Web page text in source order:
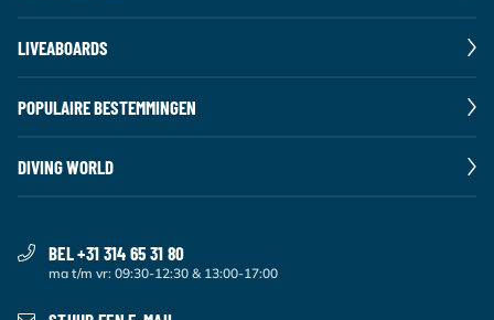
LIVEABOARDS
POPULAIRE BESTEMMINGEN
DIVING WORLD
BEL +31 314 65 31 80
ma t/m vr: 09:30-12:30 & 13:00-17:00